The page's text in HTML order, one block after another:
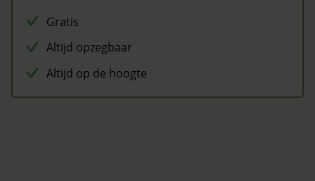
Gratis
Altijd opzegbaar
Altijd op de hoogte